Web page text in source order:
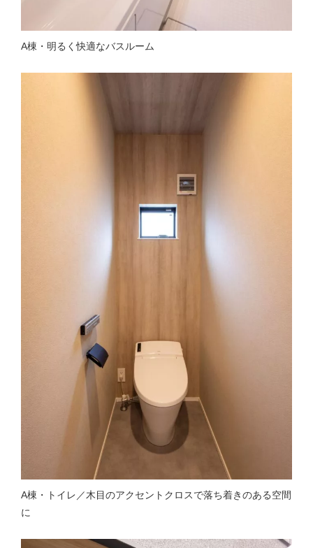
A棟・明るく快適なバスルーム
A棟・トイレ／木目のアクセントクロスで落ち着きのある空間
に